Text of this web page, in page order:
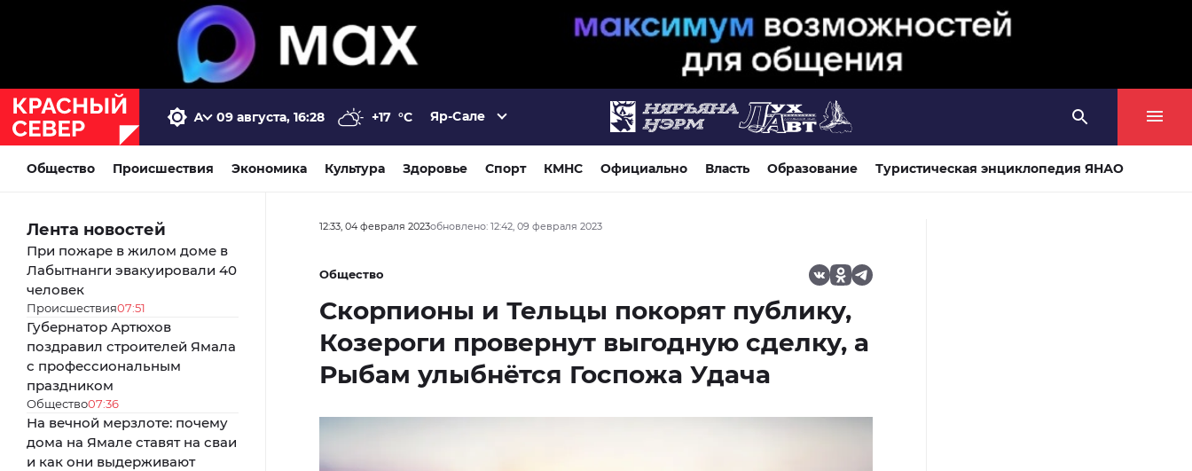
09 августа, 16:28 +17 °C Яр-Сале
Общество Происшествия Экономика Культура Здоровье Спорт КМНС Официально Власть Образование Туристическая энциклопедия ЯНАО
Лента новостей
При пожаре в жилом доме в
Лабытнанги эвакуировали 40
человек
Происшествия07:51
Губернатор Артюхов
поздравил строителей Ямала
с профессиональным
праздником
Общество07:36
На вечной мерзлоте: почему
дома на Ямале ставят на сваи
и как они выдерживают
12:33, 04 февраля 2023обновлено: 12:42, 09 февраля 2023
Общество
Скорпионы и Тельцы покорят публику,
Козероги провернут выгодную сделку, а
Рыбам улыбнётся Госпожа Удача